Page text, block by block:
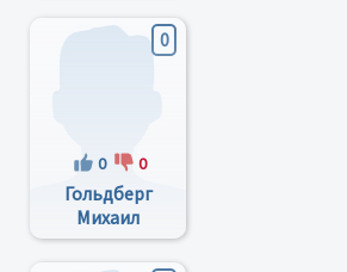
0
0 0
Гольдберг
Михаил
Аркадьевич